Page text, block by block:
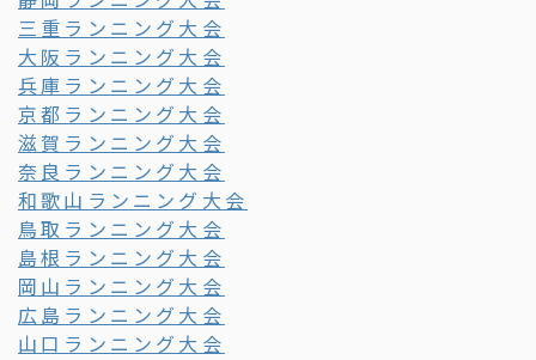
三重ランニング大会
大阪ランニング大会
兵庫ランニング大会
京都ランニング大会
滋賀ランニング大会
奈良ランニング大会
和歌山ランニング大会
鳥取ランニング大会
島根ランニング大会
岡山ランニング大会
広島ランニング大会
山口ランニング大会